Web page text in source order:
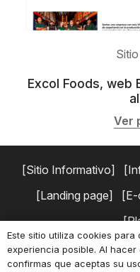
Excol Foods, web
Ver
Sitio Informativo
Landing page
Copyright © 2026
Este sitio utiliza cookies para
experiencia posible. Al
confirmas que aceptas su